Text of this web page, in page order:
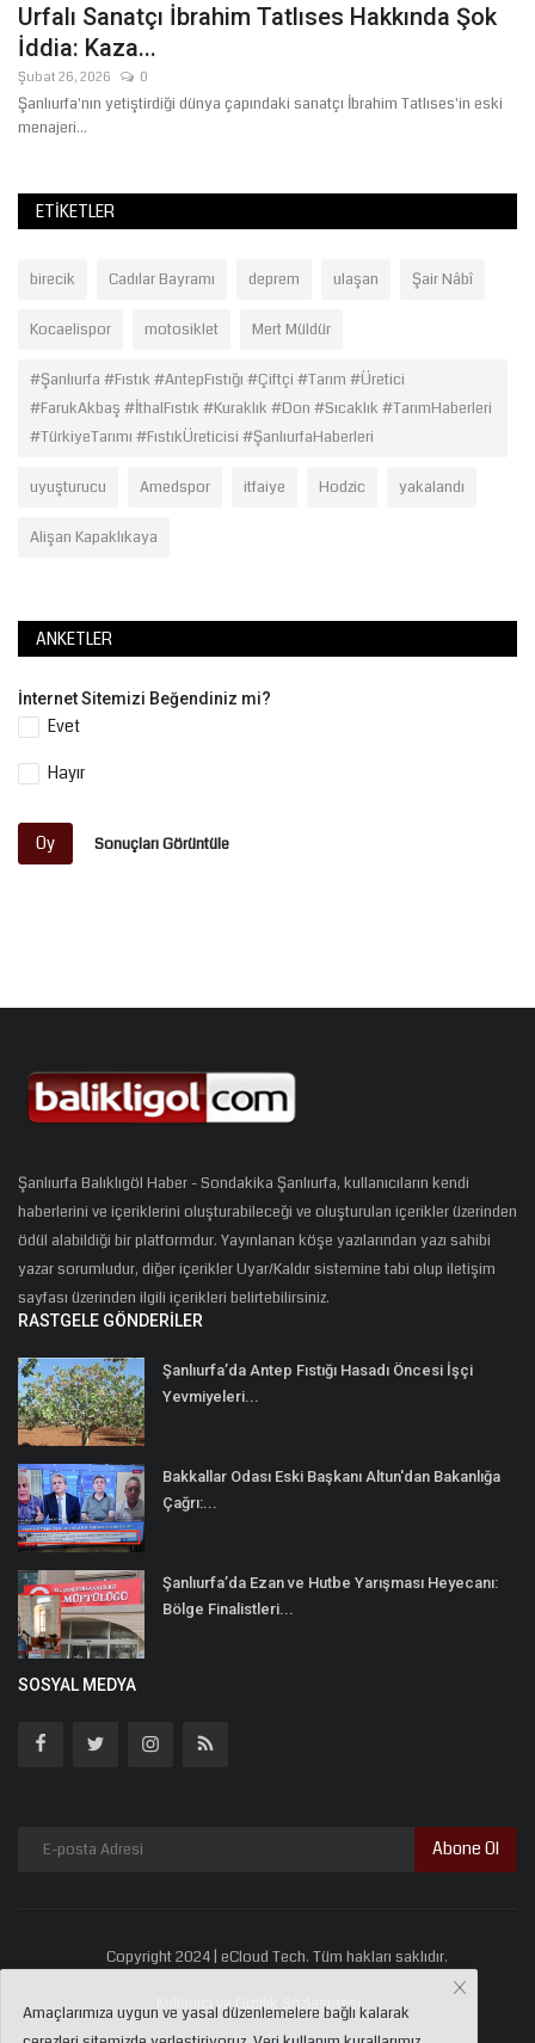
Urfalı Sanatçı İbrahim Tatlıses Hakkında Şok
İddia: Kaza...
Şubat 26, 2026 0
Şanlıurfa'nın yetiştirdiği dünya çapındaki sanatçı İbrahim Tatlıses'in eski
menajeri...
ETIKETLER
birecik Cadılar Bayramı deprem ulaşan Şair Nâbî
Kocaelispor motosiklet Mert Müldür
#Şanlıurfa #Fıstık #AntepFıstığı #Çiftçi #Tarım #Üretici
#FarukAkbaş #İthalFıstık #Kuraklık #Don #Sıcaklık #TarımHaberleri
#TürkiyeTarımı #FıstıkÜreticisi #ŞanlıurfaHaberleri
uyuşturucu Amedspor itfaiye Hodzic yakalandı
Alişan Kapaklıkaya
ANKETLER
İnternet Sitemizi Beğendiniz mi?
Evet
Hayır
Oy Sonuçları Görüntüle
Şanlıurfa Balıklıgöl Haber - Sondakika Şanlıurfa, kullanıcıların kendi
haberlerini ve içeriklerini oluşturabileceği ve oluşturulan içerikler üzerinden
ödül alabildiği bir platformdur. Yayınlanan köşe yazılarından yazı sahibi
yazar sorumludur, diğer içerikler Uyar/Kaldır sistemine tabi olup iletişim
sayfası üzerinden ilgili içerikleri belirtebilirsiniz.
RASTGELE GÖNDERILER
Şanlıurfa’da Antep Fıstığı Hasadı Öncesi İşçi
Yevmiyeleri...
Bakkallar Odası Eski Başkanı Altun'dan Bakanlığa
Çağrı:...
Şanlıurfa’da Ezan ve Hutbe Yarışması Heyecanı:
Bölge Finalistleri...
SOSYAL MEDYA
Abone Ol
Copyright 2024 | eCloud Tech. Tüm hakları saklıdır.
Kullanıcı ve Gizlilik Sözleşmesi
Amaçlarımıza uygun ve yasal düzenlemelere bağlı kalarak